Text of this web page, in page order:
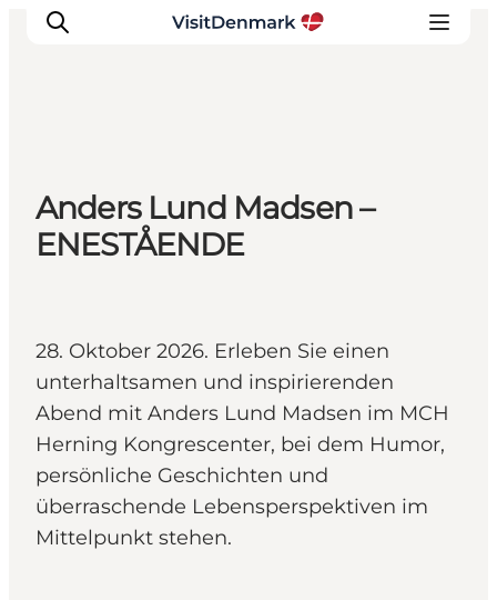
Inspiration
Regionen
Erlebnisse
Anders Lund Madsen –
ENESTÅENDE
28. Oktober 2026. Erleben Sie einen
unterhaltsamen und inspirierenden
Abend mit Anders Lund Madsen im MCH
Herning Kongrescenter, bei dem Humor,
persönliche Geschichten und
überraschende Lebensperspektiven im
Mittelpunkt stehen.